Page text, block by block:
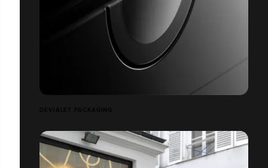
DEVIALET PACKAGING